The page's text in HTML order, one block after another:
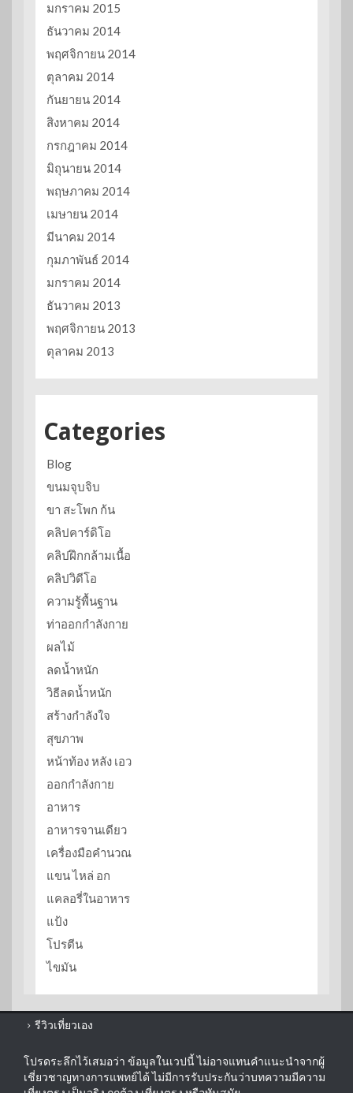
มกราคม 2015
ธันวาคม 2014
พฤศจิกายน 2014
ตุลาคม 2014
กันยายน 2014
สิงหาคม 2014
กรกฎาคม 2014
มิถุนายน 2014
พฤษภาคม 2014
เมษายน 2014
มีนาคม 2014
กุมภาพันธ์ 2014
มกราคม 2014
ธันวาคม 2013
พฤศจิกายน 2013
ตุลาคม 2013
Categories
Blog
ขนมจุบจิบ
ขา สะโพก ก้น
คลิปคาร์ดิโอ
คลิปฝึกกล้ามเนื้อ
คลิปวิดีโอ
ความรู้พื้นฐาน
ท่าออกกำลังกาย
ผลไม้
ลดน้ำหนัก
วิธีลดน้ำหนัก
สร้างกำลังใจ
สุขภาพ
หน้าท้อง หลัง เอว
ออกกำลังกาย
อาหาร
อาหารจานเดียว
เครื่องมือคำนวณ
แขน ไหล่ อก
แคลอรี่ในอาหาร
แป้ง
โปรตีน
ไขมัน
รีวิวเที่ยวเอง
โปรดระลึกไว้เสมอว่า ข้อมูลในเวปนี้ ไม่อาจแทนคำแนะนำจากผู้
เชี่ยวชาญทางการแพทย์ได้ ไม่มีการรับประกันว่าบทความมีความ